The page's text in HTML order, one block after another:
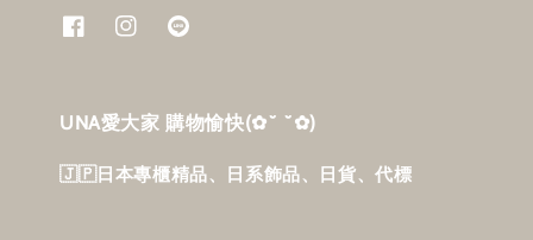
UNA愛大家 購物愉快‎(✿˘ ˘✿)
🇯🇵日本專櫃精品、日系飾品、日貨、代標